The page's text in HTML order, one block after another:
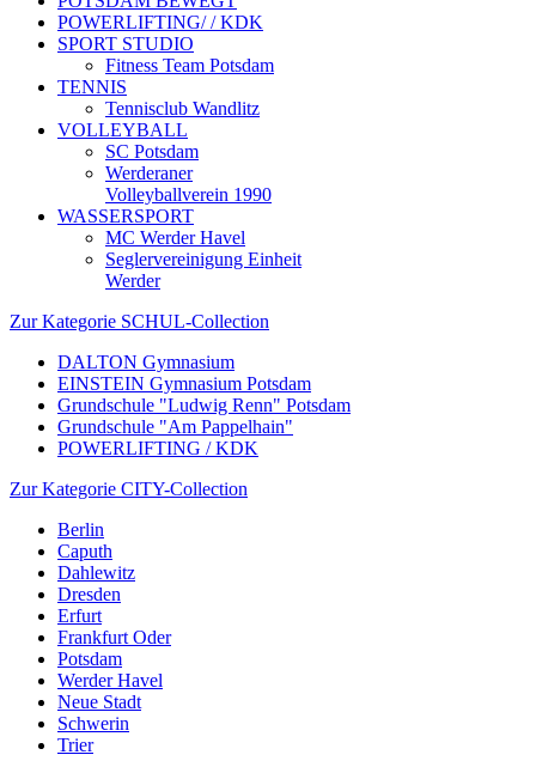
POWERLIFTING/ / KDK
SPORT STUDIO
Fitness Team Potsdam
TENNIS
Tennisclub Wandlitz
VOLLEYBALL
SC Potsdam
Werderaner
Volleyballverein 1990
WASSERSPORT
MC Werder Havel
Seglervereinigung Einheit
Werder
Zur Kategorie SCHUL-Collection
DALTON Gymnasium
EINSTEIN Gymnasium Potsdam
Grundschule "Ludwig Renn" Potsdam
Grundschule "Am Pappelhain"
POWERLIFTING / KDK
Zur Kategorie CITY-Collection
Berlin
Caputh
Dahlewitz
Dresden
Erfurt
Frankfurt Oder
Potsdam
Werder Havel
Neue Stadt
Schwerin
Trier